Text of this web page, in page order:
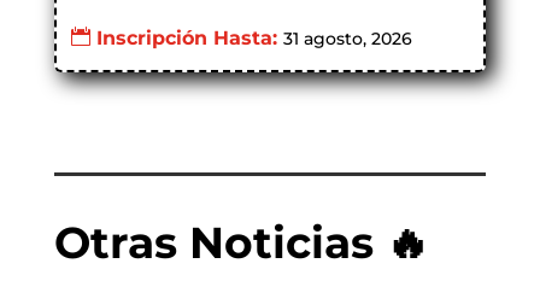
Inscripción Hasta: 31 agosto, 2026
Otras Noticias 🔥